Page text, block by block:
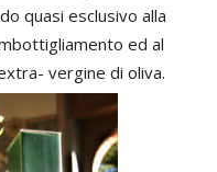
quasi esclusivo alla
ed al
vergine di oliva.